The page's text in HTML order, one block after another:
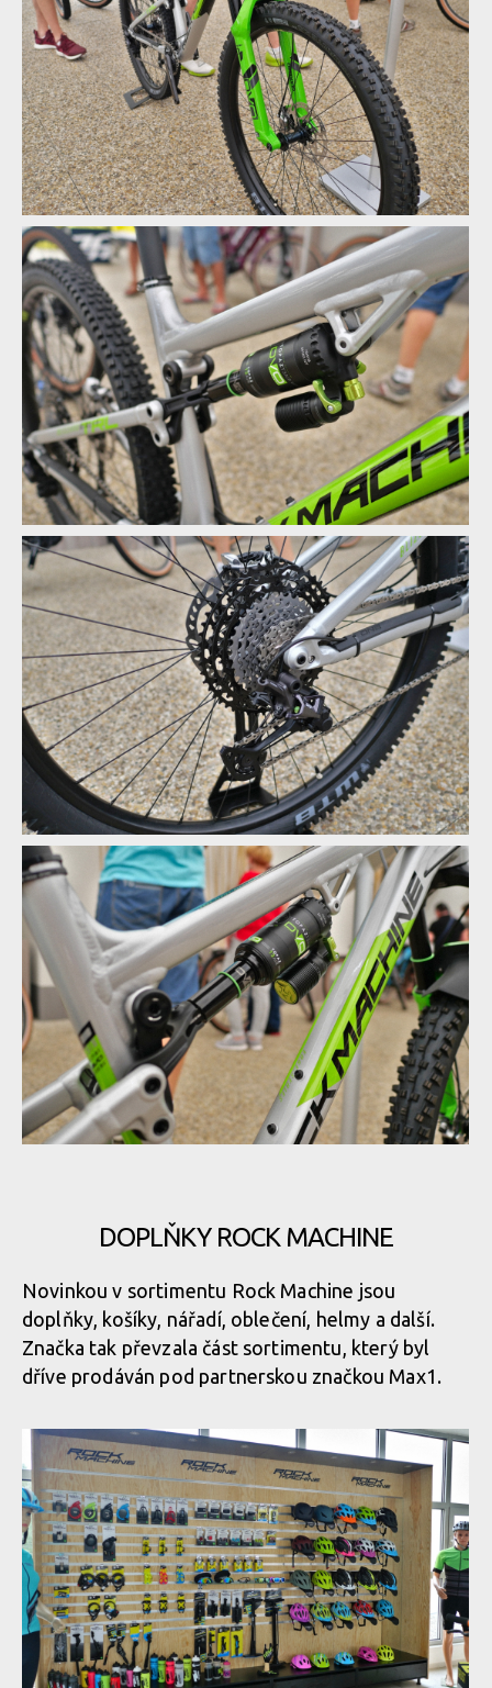
Rock Machine 2020 - nové barvy a DVO odpružení
Rock Machine 2020 - nové barvy a DVO odpružení
Rock Machine 2020 - nové barvy a DVO odpružení
Rock Machine 2020 - nové barvy a DVO odpružení
Rock Machine 2020 - nové barvy a DVO odpružení
Rock Machine 2020 - nové barvy a DVO odpružení
Rock Machine 2020 - nové barvy a DVO odpružení
Rock Machine 2020 - nové barvy a DVO odpružení
Rock Machine 2020 - nové barvy a DVO odpružení
Rock Machine 2020 - nové barvy a DVO odpružení
Rock Machine 2020 - nové barvy a DVO odpružení
Rock Machine 2020 - nové barvy a DVO odpružení
Rock Machine 2020 - nové barvy a DVO odpružení
Rock Machine 2020 - nové barvy a DVO odpružení
Rock Machine 2020 - nové barvy a DVO odpružení
Rock Machine 2020 - nové barvy a DVO odpružení
Rock Machine 2020 - nové barvy a DVO odpružení
Rock Machine 2020 - nové barvy a DVO odpružení
Rock Machine 2020 - nové barvy a DVO odpružení
Rock Machine 2020 - nové barvy a DVO odpružení
Rock Machine 2020 - nové barvy a DVO odpružení
Rock Machine 2020 - nové barvy a DVO odpružení
Rock Machine 2020 - nové barvy a DVO odpružení
Rock Machine 2020 - nové barvy a DVO odpružení
Rock Machine 2020 - nové barvy a DVO odpružení
Rock Machine 2020 - nové barvy a DVO odpružení
Rock Machine 2020 - nové barvy a DVO odpružení
Rock Machine 2020 - nové barvy a DVO odpružení
Rock Machine 2020 - nové barvy a DVO odpružení
Rock Machine 2020 - nové barvy a DVO odpružení
Rock Machine 2020 - nové barvy a DVO odpružení
Rock Machine 2020 - nové barvy a DVO odpružení
Rock Machine 2020 - nové barvy a DVO odpružení
DOPLŇKY ROCK MACHINE
Novinkou v sortimentu Rock Machine jsou
doplňky, košíky, nářadí, oblečení, helmy a další.
Značka tak převzala část sortimentu, který byl
dříve prodáván pod partnerskou značkou Max1.